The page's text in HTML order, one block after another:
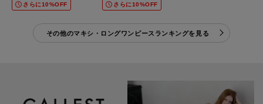
さらに10%OFF さらに10%OFF
その他のマキシ・ロングワンピースランキングを見る